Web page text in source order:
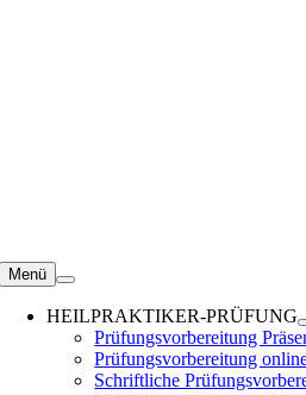
Menü
HEILPRAKTIKER-PRÜFUNG
Prüfungsvorbereitung
Prüfungsvorbereitung
Schriftliche